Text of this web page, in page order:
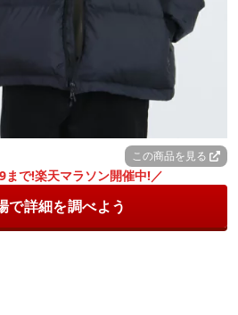
この商品を見る
で!楽天マラソン開催中!／
で詳細を調べよう